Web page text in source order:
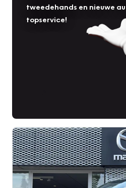
tweedehands en nieuwe
topservice!